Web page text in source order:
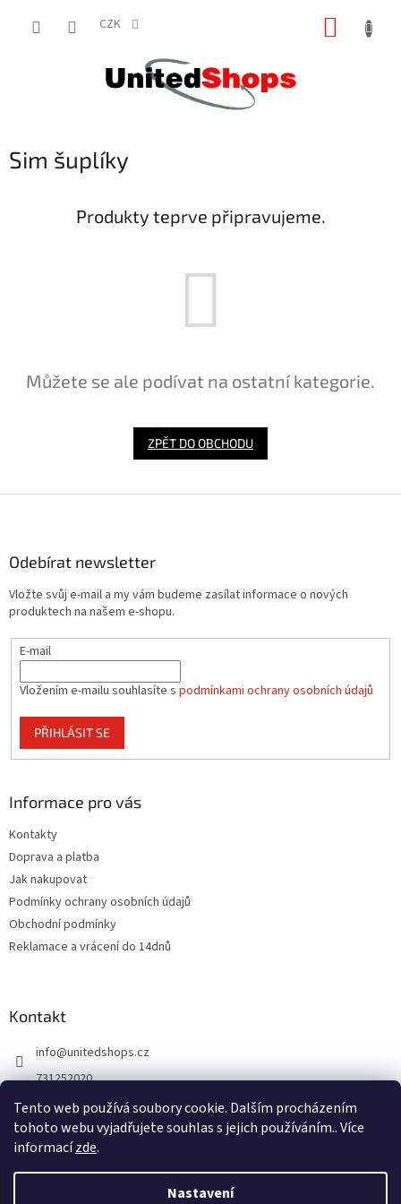
Tento web používá soubory cookie. Dalším procházením
tohoto webu vyjadřujete souhlas s jejich používáním.. Více
informacízde.
Nastavení
CZK
Sim šuplíky
Produkty teprve připravujeme.
Můžete se ale podívat na ostatní kategorie.
ZPĚT DO OBCHODU
Odebírat newsletter
Vložte svůj e-mail a my vám budeme zasílat informace o nových
produktech na našem e-shopu.
E-mail
Vložením e-mailu souhlasíte s podmínkami ochrany osobních údajů
PŘIHLÁSIT SE
Informace pro vás
Kontakty
Doprava a platba
Jak nakupovat
Podmínky ochrany osobních údajů
Obchodní podmínky
Reklamace a vrácení do 14dnů
Kontakt
info@unitedshops.cz
731252020
https://www.fb.com/UnitedShops
UnitedShops
Vytvořil Shoptet